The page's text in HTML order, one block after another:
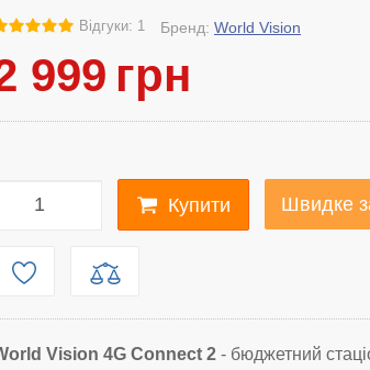
Відгуки: 1 Бренд: World Vision
999 грн
Купити Швидке
Vision 4G Connect 2 - бюджетний